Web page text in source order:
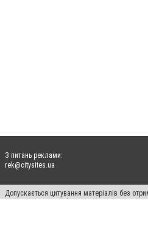
З питань реклами:
rek@citysites.ua
Допускається цитування матеріалів без
пошукових систем гіперпосилання на